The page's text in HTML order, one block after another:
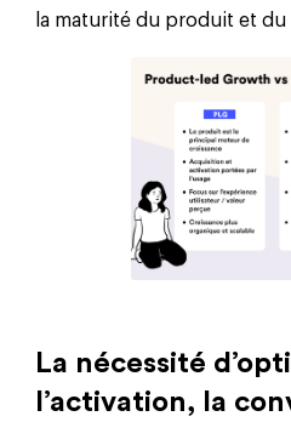
la maturité du produit et du
La nécessité
l’activation, la